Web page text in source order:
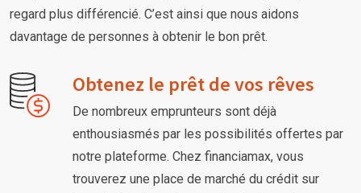
regard plus différencié. C’est ainsi que nous aidons
davantage de personnes à obtenir le bon prêt.
Obtenez le prêt de vos rêves
De nombreux emprunteurs sont déjà
enthousiasmés par les possibilités offertes par
notre plateforme. Chez financiamax, vous
trouverez une place de marché du crédit sur